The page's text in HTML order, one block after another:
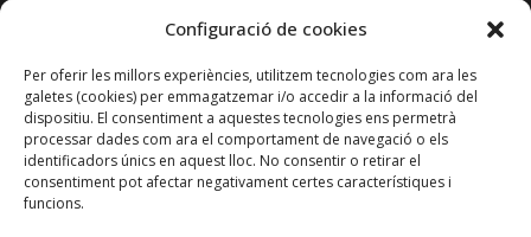
Configuració de cookies
Per oferir les millors experiències, utilitzem tecnologies com ara les
galetes (cookies) per emmagatzemar i/o accedir a la informació del
dispositiu. El consentiment a aquestes tecnologies ens permetrà
processar dades com ara el comportament de navegació o els
identificadors únics en aquest lloc. No consentir o retirar el
consentiment pot afectar negativament certes característiques i
funcions.
Política de privadesa
Transparència
Amb el suport de: